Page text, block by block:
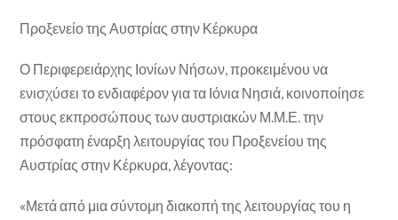
Προξενείο της Αυστρίας στην Κέρκυρα
Ο Περιφερειάρχης Ιονίων Νήσων, προκειμένου να
ενισχύσει το ενδιαφέρον για τα Ιόνια Νησιά, κοινοποίησε
στους εκπροσώπους των αυστριακών Μ.Μ.Ε. την
πρόσφατη έναρξη λειτουργίας του Προξενείου της
Αυστρίας στην Κέρκυρα, λέγοντας:
«Μετά από μια σύντομη διακοπή της λειτουργίας του η